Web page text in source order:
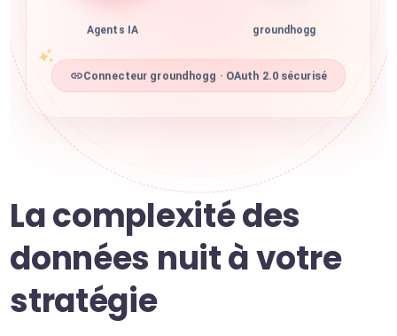
Agents IA groundhogg
Connecteur groundhogg · OAuth 2.0 sécurisé
La complexité des
données nuit à votre
stratégie